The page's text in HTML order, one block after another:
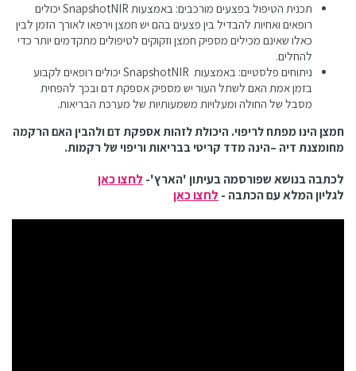
תכנית הטיפול בפצעים מורכבים: באמצעות SnapshotNIR יכולים
רופאים ואחיות להבדיל בין פצעים בהם יש חמצן וירפאו לאורך הזמן לבין
כאלו שאינם מכילים מספיק חמצן וזקוקים לטיפולים מתקדמים יותר כדי
להחלים.
ניתוחים פלסטיים: באמצעות SnapshotNIR יכולים רופאים לקבוע
בזמן אמת האם לשתל העור יש מספיק אספקת דם ובכך להפחית
מסבל של החולה ומעלויות משמעותיות של מערכת הבריאות.
חמצן הינו מפתח לריפוי. היכולת לזהות אספקת דם ולהבין האם הרקמה
מחומצנת דיה –הינה מדד קריטי בבריאות וריפוי של רקמות.
לכתבה בנושא שפורסמה בעיתון 'הארץ'- לחצו כאן
לגליון המלא עם הכתבה - לחצו כאן